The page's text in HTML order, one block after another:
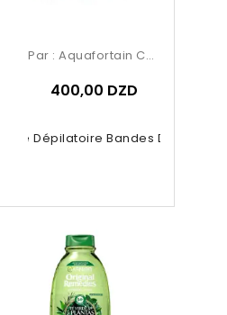
Cire Dépilatoire Bandes De Cire...
Par : Aquafortain Cosmetics
400,00 DZD